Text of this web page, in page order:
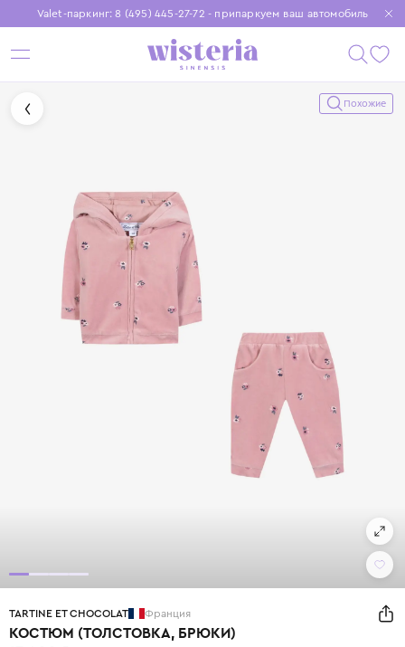
Valet-паркинг: 8 (495) 445-27-72 - припаркуем ваш автомобиль
Бесплатная доставка при заказе от 15 000 ₽
Установите приложение, чтобы покупки были еще удобнее
Похожие
TARTINE ET CHOCOLAT Франция
КОСТЮМ (ТОЛСТОВКА, БРЮКИ)